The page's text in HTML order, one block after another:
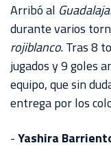
Arribó al
durante varios
rojiblanco. Tras 8
jugados y 9 goles
equipo, que sin
entrega por los
-Yashira